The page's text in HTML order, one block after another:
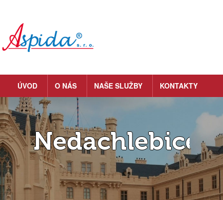
ÚVOD O NÁS NAŠE SLUŽBY KONTAKTY
Nedachlebice